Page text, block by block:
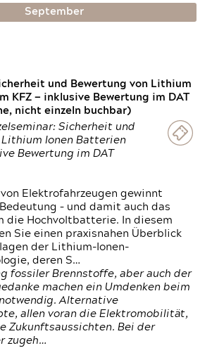
September
und Bewertung von Lithium
KFZ — inklusive Bewertung im DAT
nicht einzeln buchbar)
Sicherheit und
Lithium Ionen Batterien
Bewertung im DAT
Elektrofahrzeugen gewinnt
– und damit auch das
die Hochvoltbatterie. In diesem
Sie einen praxisnahen Überblick
der Lithium-Ionen-
deren S…
fossiler Brennstoffe, aber auch der
machen ein Umdenken beim
Alternative
allen voran die Elektromobilität,
Zukunftsaussichten. Bei der
zugeh…